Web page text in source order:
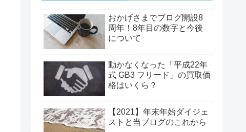
おかげさまでブログ開設8
周年！8年目の数字と今後
について
動かなくなった「平成22年
式 GB3 フリード」の買取価
格はいくら？
【2021】年末年始ダイジェ
ストと当ブログのこれから